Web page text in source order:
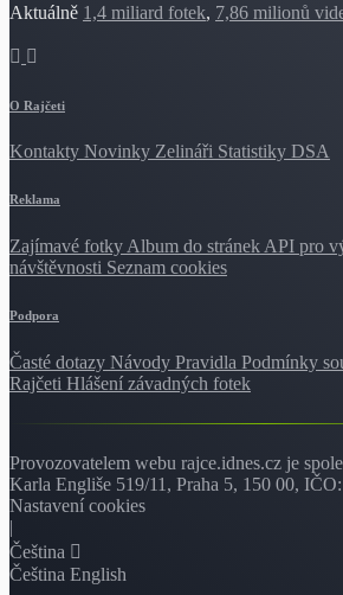
Aktuálně 1,4 miliard fotek, 7,86 milionů
O Rajčeti
Kontakty Novinky Zelináři Statistiky DSA
Reklama
Zajímavé fotkyAlbum do stránekAPI pro
návštěvnosti Seznam cookies
Podpora
Časté dotazy Návody Pravidla Podmínky
Rajčeti Hlášení závadných fotek
Provozovatelem webu rajce.idnes.cz je
Karla Engliše 519/11, Praha 5, 150 00,
Nastavení cookies
|
Čeština
Čeština English